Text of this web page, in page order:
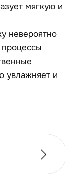
мягкую и
невероятно
процессы
увлажняет и